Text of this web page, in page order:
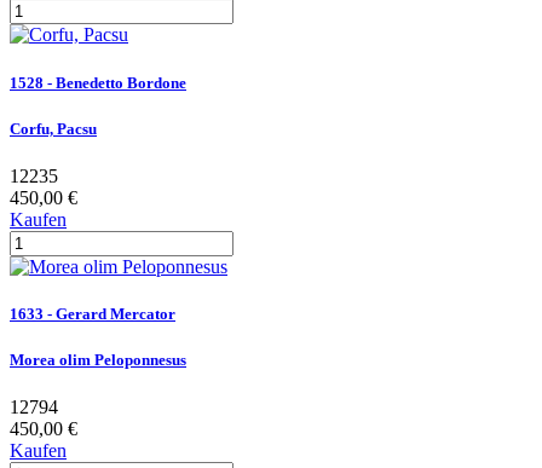
1528 - Benedetto Bordone
Corfu, Pacsu
12235
450,00 €
Kaufen
1633 - Gerard Mercator
Morea olim Peloponnesus
12794
450,00 €
Kaufen